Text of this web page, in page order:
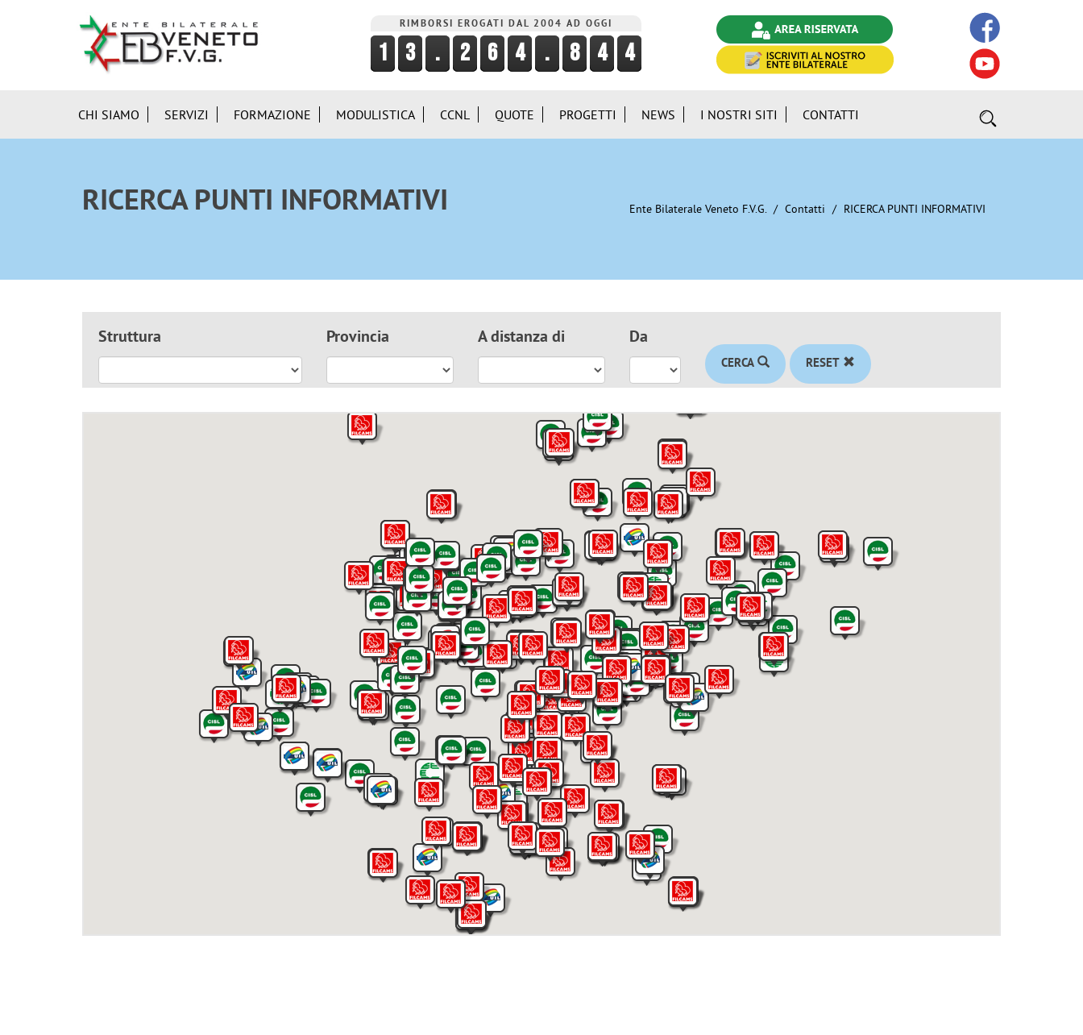
RIMBORSI EROGATI DAL 2004 AD OGGI
CHI SIAMO SERVIZI FORMAZIONE MODULISTICA CCNL QUOTE PROGETTI NEWS I NOSTRI SITI CONTATTI
RICERCA PUNTI INFORMATIVI Ente Bilaterale Veneto F.V.G. Contatti RICERCA PUNTI INFORMATIVI
Struttura Provincia A distanza di Da
CERCA RESET